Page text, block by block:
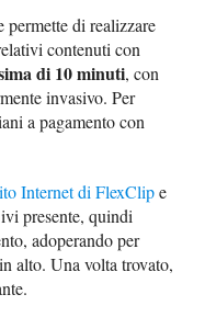
permette di realizzare
contenuti con
di 10 minuti, con
invasivo. Per
a pagamento con
Internet di FlexClipe
ivi presente, quindi
adoperando per
alto. Una volta trovato,